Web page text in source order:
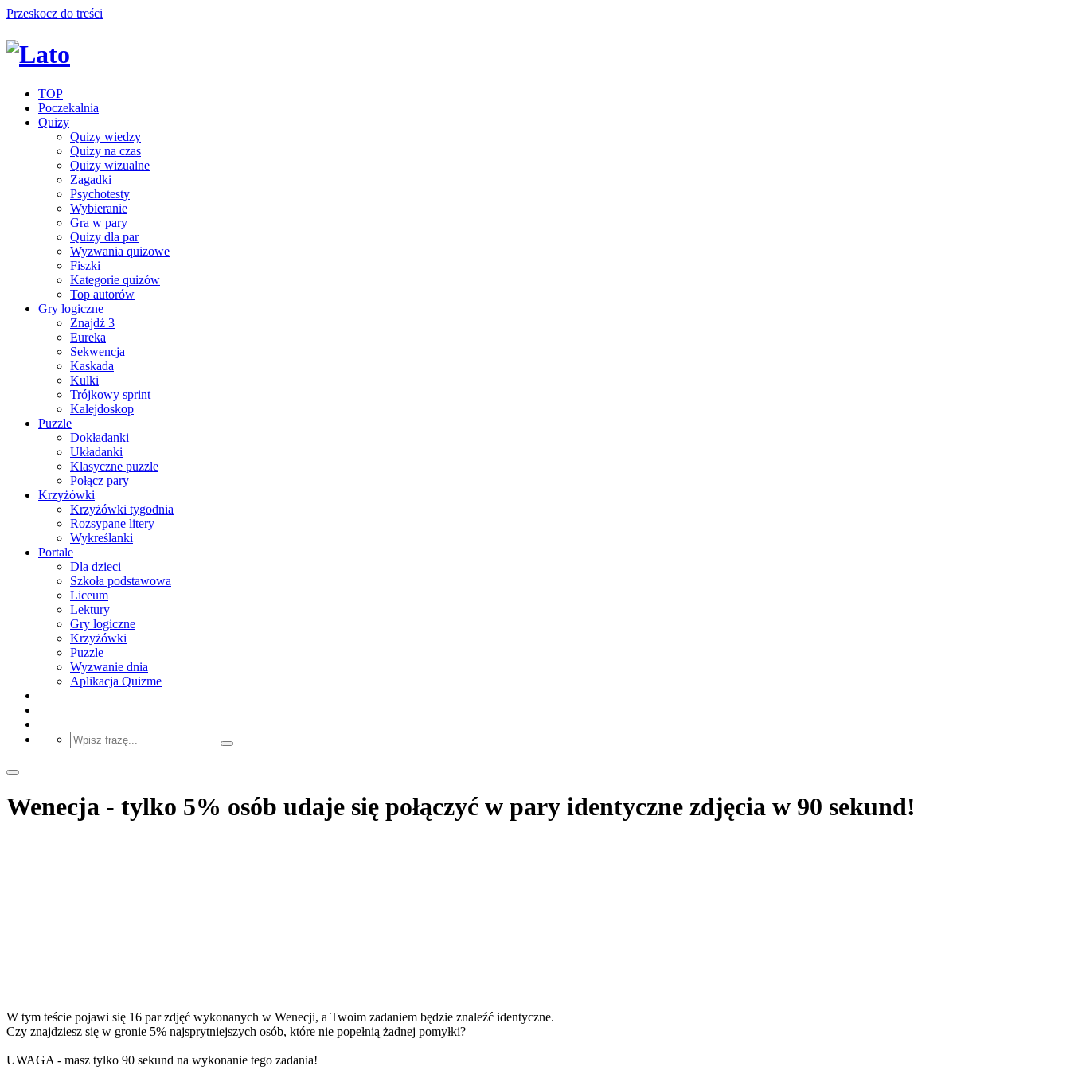
Przeskocz do treści
TOP
Poczekalnia
Quizy
Quizy wiedzy
Quizy na czas
Quizy wizualne
Zagadki
Psychotesty
Wybieranie
Gra w pary
Quizy dla par
Wyzwania quizowe
Fiszki
Kategorie quizów
Top autorów
Gry logiczne
Znajdź 3
Eureka
Sekwencja
Kaskada
Kulki
Trójkowy sprint
Kalejdoskop
Puzzle
Dokładanki
Układanki
Klasyczne puzzle
Połącz pary
Krzyżówki
Krzyżówki tygodnia
Rozsypane litery
Wykreślanki
Portale
Dla dzieci
Szkoła podstawowa
Liceum
Lektury
Gry logiczne
Krzyżówki
Puzzle
Wyzwanie dnia
Aplikacja Quizme
Wenecja - tylko 5% osób udaje się połączyć w pary identyczne zdjęcia w 90 sekund!
W tym teście pojawi się 16 par zdjęć wykonanych w Wenecji, a Twoim zadaniem będzie znaleźć identyczne.
Czy znajdziesz się w gronie 5% najsprytniejszych osób, które nie popełnią żadnej pomyłki?
UWAGA - masz tylko 90 sekund na wykonanie tego zadania!